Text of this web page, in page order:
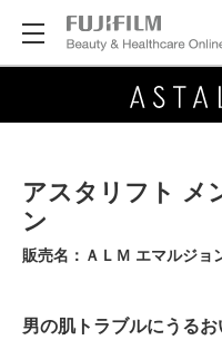
アスタリフト メ
ン
販売名：ＡＬＭ エマルジョ
男の肌トラブルにうる